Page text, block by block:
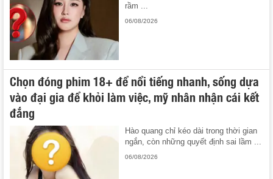
rầm ...
06/08/2026
Chọn đóng phim 18+ để nổi tiếng nhanh, sống dựa
vào đại gia để khỏi làm việc, mỹ nhân nhận cái kết
đắng
Hào quang chỉ kéo dài trong thời gian
ngắn, còn những quyết định sai lầm ...
06/08/2026